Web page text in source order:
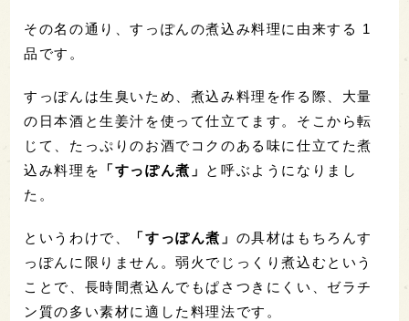
その名の通り、すっぽんの煮込み料理に由来する 1
品です。
すっぽんは生臭いため、煮込み料理を作る際、大量
の日本酒と生姜汁を使って仕立てます。そこから転
じて、たっぷりのお酒でコクのある味に仕立てた煮
込み料理を
「すっぽん煮」 と呼ぶようになりまし
た。
というわけで、 「すっぽん煮」 の具材はもちろんす
っぽんに限りません。弱火でじっくり煮込むという
ことで、長時間煮込んでもぱさつきにくい、ゼラチ
ン質の多い素材に適した料理法です。